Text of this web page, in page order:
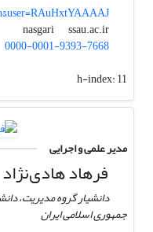
nasgari
ssau.ac.ir
0000-0001-9393-7668
h-index:11
مدیر علمی و اجرایی
فرهاد هادی‌نژاد
دانشیار گروه مدیریت،
جمهوری اسلامی ایران